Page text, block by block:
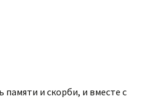
памяти и скорби, и вместе с